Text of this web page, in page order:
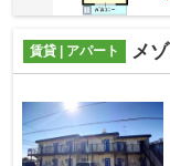
賃貸 | アパート メ